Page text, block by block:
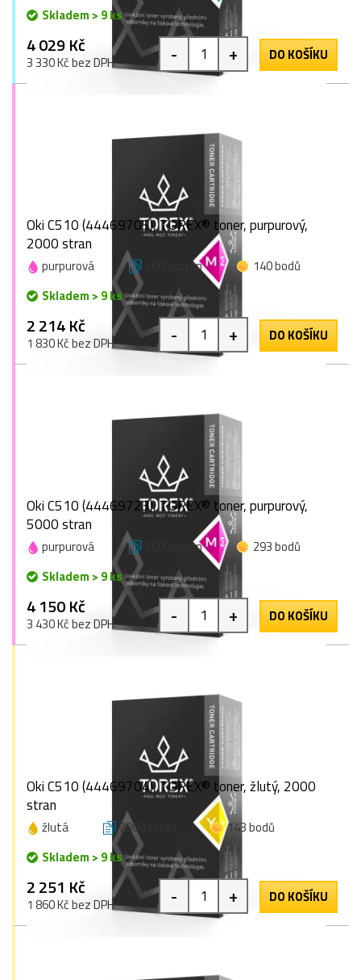
Skladem > 9 ks
4 029 Kč
3 330 Kč bez DPH - + DO KOŠÍKU
Oki C510 (44469705), TOREX® toner, purpurový,
2000 stran
purpurová 2000 stran
140 bodů
Skladem > 9 ks
2 214 Kč
1 830 Kč bez DPH - + DO KOŠÍKU
Oki C510 (44469723), TOREX® toner, purpurový,
5000 stran
purpurová 5000 stran
293 bodů
Skladem > 9 ks
4 150 Kč
3 430 Kč bez DPH - + DO KOŠÍKU
Oki C510 (44469704), TOREX® toner, žlutý, 2000
stran
žlutá 2000 stran
143 bodů
Skladem > 9 ks
2 251 Kč
1 860 Kč bez DPH - + DO KOŠÍKU